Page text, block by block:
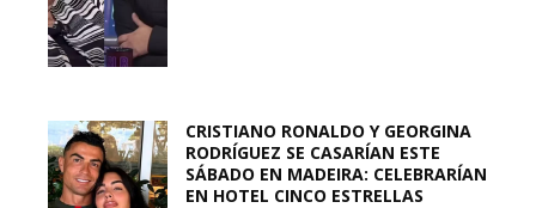
CRISTIANO RONALDO Y GEORGINA
RODRÍGUEZ SE CASARÍAN ESTE
SÁBADO EN MADEIRA: CELEBRARÍAN
EN HOTEL CINCO ESTRELLAS